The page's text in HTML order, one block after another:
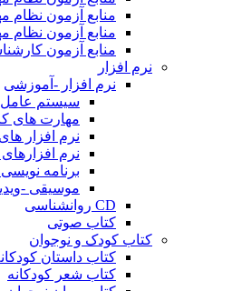
منابع آزمون نظام
منابع آزمون
منابع آزمون
نرم افزار
نرم افزار -آموزشی
سیستم عامل
مهارت های
نرم افزار
نرم
برنامه
موسیقی -
CD روانشناسی
کتاب صوتی
کتاب کودک و نوجوان
کتاب داستان
کتاب شعر کودکانه